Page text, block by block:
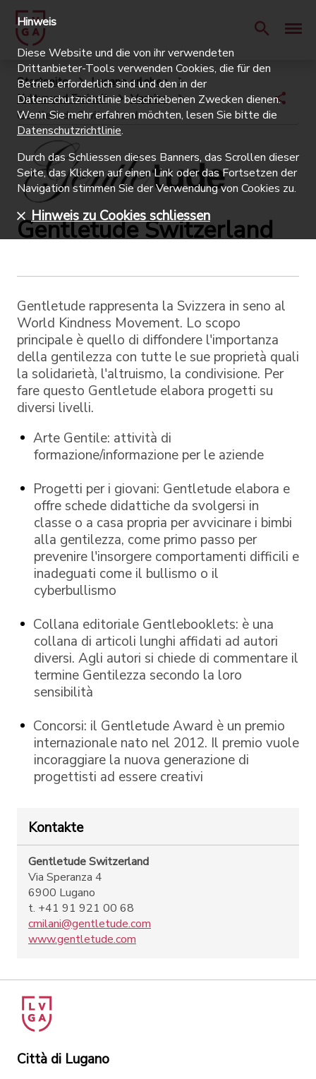
Startseite
Lugano erleben
Kultur und Freizeit
Vereine
Gentletude Switzerland
Gentletude Switzerland
Gentletude rappresenta la Svizzera in seno al
World Kindness Movement. Lo scopo
principale è quello di diffondere l'importanza
della gentilezza con tutte le sue proprietà quali
la solidarietà, l'altruismo, la condivisione. Per
fare questo Gentletude elabora progetti su
diversi livelli.
Arte Gentile: attività di
formazione/informazione per le aziende
Progetti per i giovani: Gentletude elabora e
offre schede didattiche da svolgersi in
classe o a casa propria per avvicinare i bimbi
alla gentilezza, come primo passo per
prevenire l'insorgere comportamenti difficili e
inadeguati come il bullismo o il
cyberbullismo
Collana editoriale Gentlebooklets: è una
collana di articoli lunghi affidati ad autori
diversi. Agli autori si chiede di commentare il
termine Gentilezza secondo la loro
sensibilità
Concorsi: il Gentletude Award è un premio
internazionale nato nel 2012. Il premio vuole
incoraggiare la nuova generazione di
progettisti ad essere creativi
Kontakte
Gentletude Switzerland
Via Speranza 4
6900 Lugano
t. +41 91 921 00 68
cmilani@gentletude.com
www.gentletude.com
Città di Lugano
Hinweis
Diese Website und die von ihr verwendeten
Drittanbieter-Tools verwenden Cookies, die für den
Betrieb erforderlich sind und den in der
Datenschutzrichtlinie beschriebenen Zwecken dienen.
Wenn Sie mehr erfahren möchten, lesen Sie bitte die
Datenschutzrichtlinie.
Durch das Schliessen dieses Banners, das Scrollen dieser
Seite, das Klicken auf einen Link oder das Fortsetzen der
Navigation stimmen Sie der Verwendung von Cookies zu.
Hinweis zu Cookies schliessen